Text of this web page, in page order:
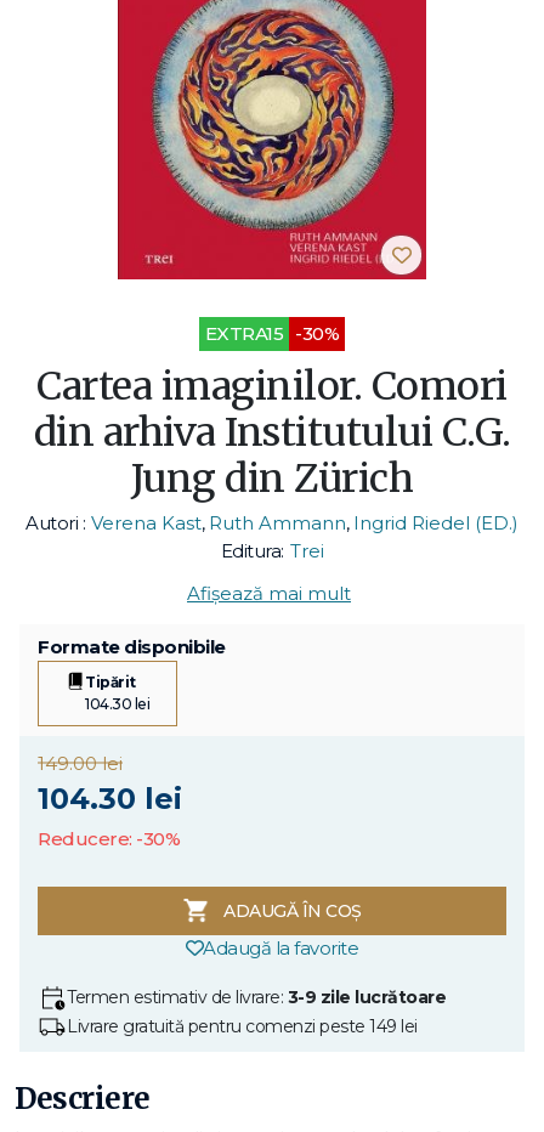
EXTRA15 -30%
Cartea imaginilor. Comori
din arhiva Institutului C.G.
Jung din Zürich
Autori : Verena Kast, Ruth Ammann, Ingrid Riedel (ED.)
Editura: Trei
Afișează mai mult
Formate disponibile
Tipărit
104.30 lei
149.00 lei
104.30 lei
Reducere: -30%
ADAUGĂ ÎN COȘ
Adaugă la favorite
Termen estimativ de livrare: 3-9 zile lucrătoare
Livrare gratuită pentru comenzi peste 149 lei
Descriere